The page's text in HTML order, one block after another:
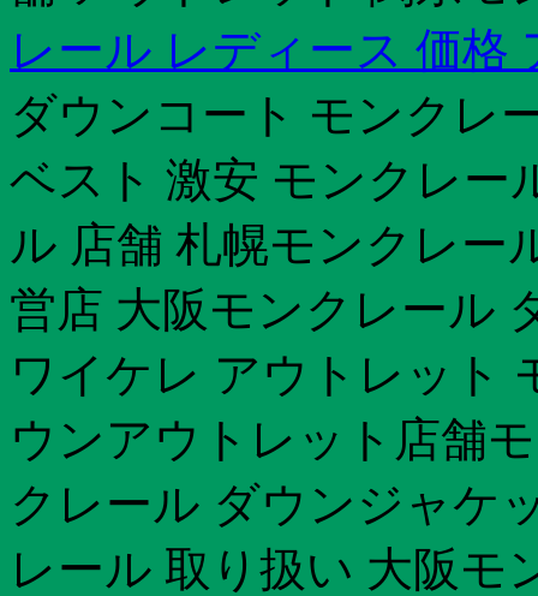
レール レディース 価格
ダウンコート モンクレ
ベスト 激安 モンクレー
ル 店舗 札幌モンクレー
営店 大阪モンクレール
ワイケレ アウトレット
ウンアウトレット店舗
クレール ダウンジャケ
レール 取り扱い 大阪モ